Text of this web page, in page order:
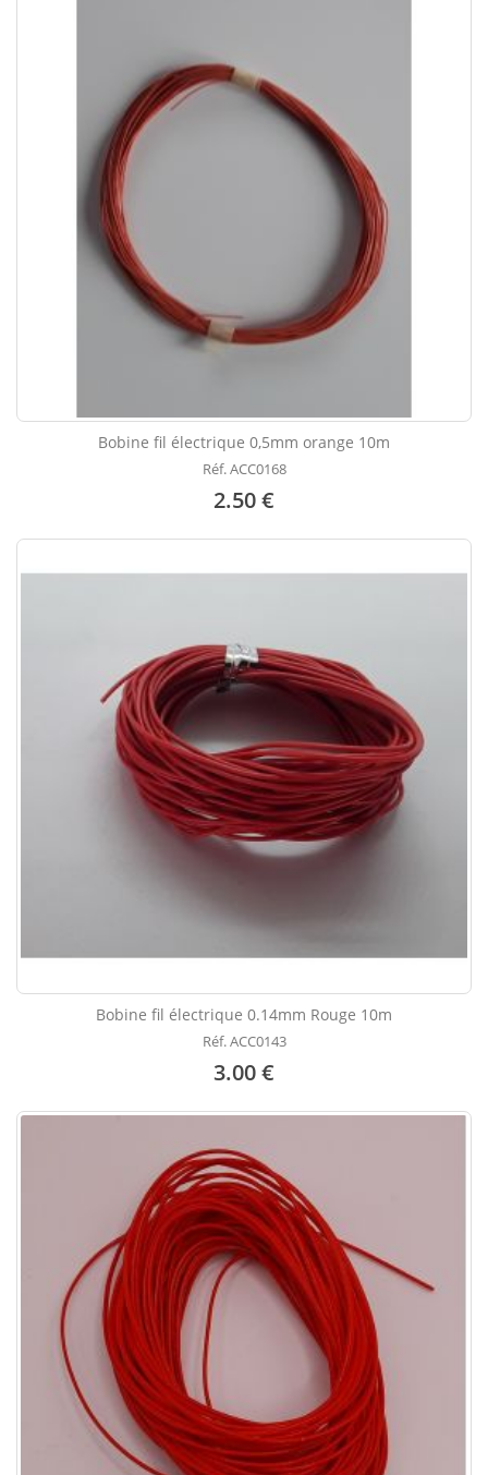
Bobine fil électrique 0,5mm orange 10m
Réf. ACC0168
2.50 €
Bobine fil électrique 0.14mm Rouge 10m
Réf. ACC0143
3.00 €